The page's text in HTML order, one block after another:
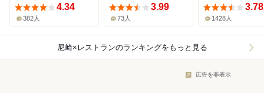
4.34
382人
3.99
73人
3.78
1428人
尼崎×レストランのランキングをもっと見る
広告を非表示